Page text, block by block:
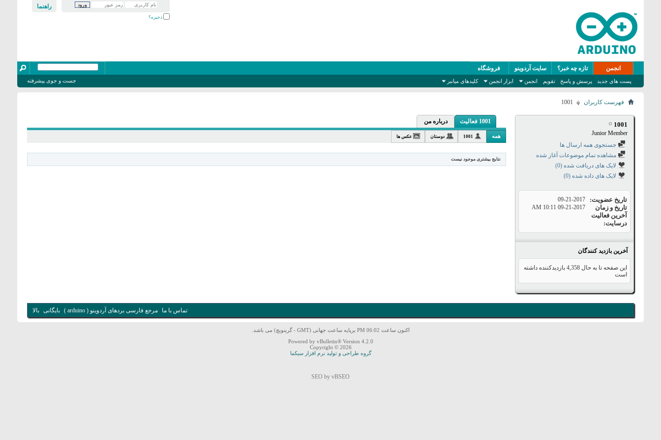
راهنما
ذخیره؟
انجمن
پست های جدید پرسش و پاسخ تقویم انجمن ابزار انجمن کلیدهای میانبر
تازه چه خبر؟ سایت آردوینو فروشگاه
جست و جوی پیشرفته
فهرست کاربران 1001
1001
Junior Member
جستجوی همه ارسال ها
مشاهده تمام موضوعات آغاز شده
لایک های دریافت شده (0)
لایک های داده شده (0)
تاریخ عضویت 09-21-2017
تاریخ و زمان
آخرین فعالیت
درسایت
09-21-2017
10:11 AM
آخرین بازدید کنندگان
این صفحه تا به حال 4,358 بازدیدکننده داشته
است
1001 فعالیت درباره من
همه 1001 دوستان عکس ها
نتایج بیشتری موجود نیست
تماس با ما مرجع فارسی بردهای آردوینو ( arduino ) بایگانی بالا
اکنون ساعت 06:02 PM برپایه ساعت جهانی (GMT - گرینویچ) می باشد.
Powered by vBulletin® Version 4.2.0
Copyright © 2026
گروه طراحی و تولید نرم افزار سیکما
SEO by vBSEO